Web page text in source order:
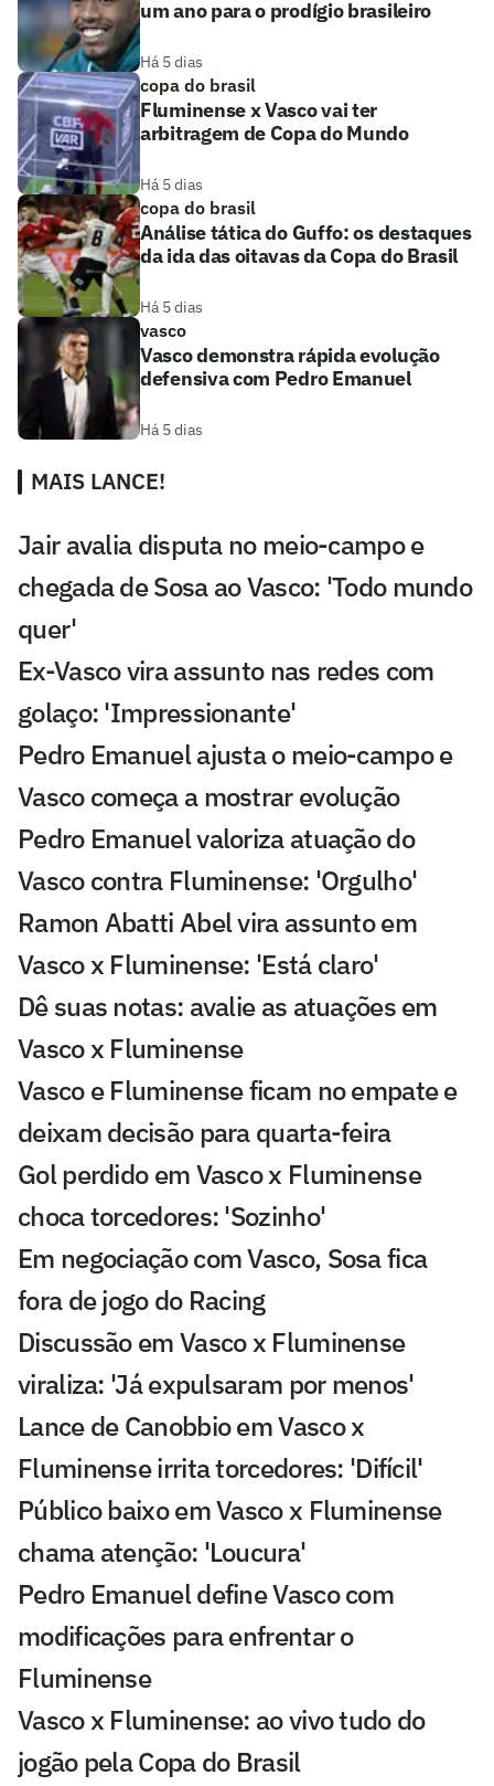
um ano para o prodígio brasileiro
Há 5 dias
copa do brasil
Fluminense x Vasco vai ter
arbitragem de Copa do Mundo
Há 5 dias
copa do brasil
Análise tática do Guffo: os destaques
da ida das oitavas da Copa do Brasil
Há 5 dias
vasco
Vasco demonstra rápida evolução
defensiva com Pedro Emanuel
Há 5 dias
MAIS LANCE!
Jair avalia disputa no meio-campo e
chegada de Sosa ao Vasco: 'Todo mundo
quer'
Ex-Vasco vira assunto nas redes com
golaço: 'Impressionante'
Pedro Emanuel ajusta o meio-campo e
Vasco começa a mostrar evolução
Pedro Emanuel valoriza atuação do
Vasco contra Fluminense: 'Orgulho'
Ramon Abatti Abel vira assunto em
Vasco x Fluminense: 'Está claro'
Dê suas notas: avalie as atuações em
Vasco x Fluminense
Vasco e Fluminense ficam no empate e
deixam decisão para quarta-feira
Gol perdido em Vasco x Fluminense
choca torcedores: 'Sozinho'
Em negociação com Vasco, Sosa fica
fora de jogo do Racing
Discussão em Vasco x Fluminense
viraliza: 'Já expulsaram por menos'
Lance de Canobbio em Vasco x
Fluminense irrita torcedores: 'Difícil'
Público baixo em Vasco x Fluminense
chama atenção: 'Loucura'
Pedro Emanuel define Vasco com
modificações para enfrentar o
Fluminense
Vasco x Fluminense: ao vivo tudo do
jogão pela Copa do Brasil